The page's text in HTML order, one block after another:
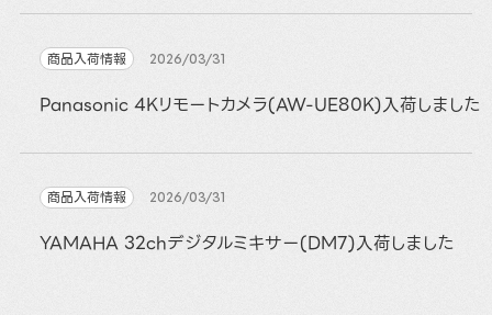
商品入荷情報 2026/03/31
Panasonic 4Kリモートカメラ(AW-UE80K)入荷しました
商品入荷情報 2026/03/31
YAMAHA 32chデジタルミキサー(DM7)入荷しました